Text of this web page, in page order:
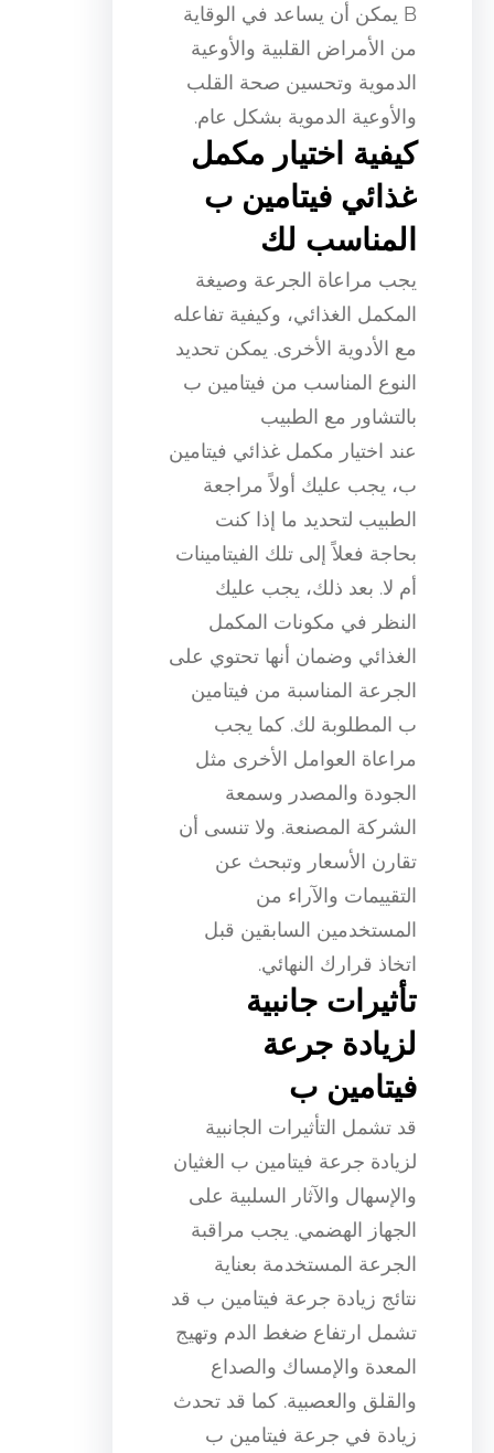
B يمكن أن يساعد في الوقاية
من الأمراض القلبية والأوعية
الدموية وتحسين صحة القلب
والأوعية الدموية بشكل عام.
كيفية اختيار مكمل
غذائي فيتامين ب
المناسب لك
يجب مراعاة الجرعة وصيغة
المكمل الغذائي، وكيفية تفاعله
مع الأدوية الأخرى. يمكن تحديد
النوع المناسب من فيتامين ب
بالتشاور مع الطبيب
عند اختيار مكمل غذائي فيتامين
ب، يجب عليك أولاً مراجعة
الطبيب لتحديد ما إذا كنت
بحاجة فعلاً إلى تلك الفيتامينات
أم لا. بعد ذلك، يجب عليك
النظر في مكونات المكمل
الغذائي وضمان أنها تحتوي على
الجرعة المناسبة من فيتامين
ب المطلوبة لك. كما يجب
مراعاة العوامل الأخرى مثل
الجودة والمصدر وسمعة
الشركة المصنعة. ولا تنسى أن
تقارن الأسعار وتبحث عن
التقييمات والآراء من
المستخدمين السابقين قبل
اتخاذ قرارك النهائي.
تأثيرات جانبية
لزيادة جرعة
فيتامين ب
قد تشمل التأثيرات الجانبية
لزيادة جرعة فيتامين ب الغثيان
والإسهال والآثار السلبية على
الجهاز الهضمي. يجب مراقبة
الجرعة المستخدمة بعناية
نتائج زيادة جرعة فيتامين ب قد
تشمل ارتفاع ضغط الدم وتهيج
المعدة والإمساك والصداع
والقلق والعصبية. كما قد تحدث
زيادة في جرعة فيتامين ب